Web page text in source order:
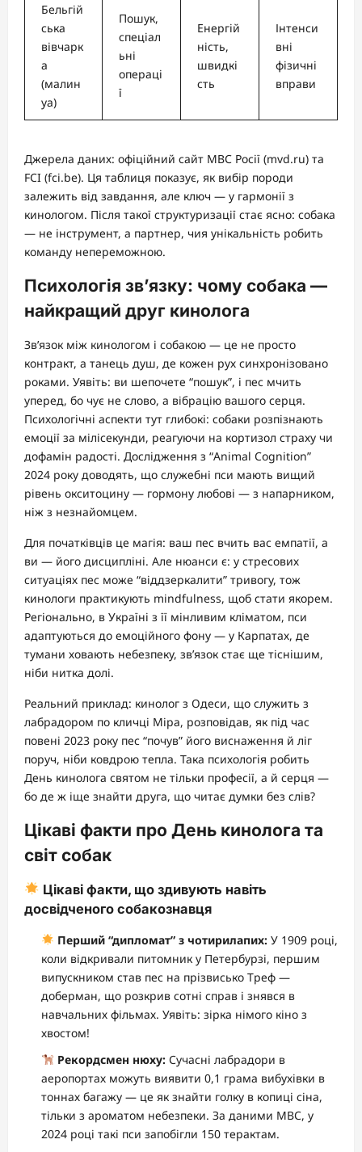
Бельгій
ська
вівчарк
а
(малин
уа)
Пошук,
спеціал
ьні
операці
ї
Енергій
ність,
швидкі
сть
Інтенси
вні
фізичні
вправи
Джерела даних: офіційний сайт МВС Росії (mvd.ru) та
FCI (fci.be). Ця таблиця показує, як вибір породи
залежить від завдання, але ключ — у гармонії з
кинологом. Після такої структуризації стає ясно: собака
— не інструмент, а партнер, чия унікальність робить
команду непереможною.
Психологія зв’язку: чому собака —
найкращий друг кинолога
Зв’язок між кинологом і собакою — це не просто
контракт, а танець душ, де кожен рух синхронізовано
роками. Уявіть: ви шепочете “пошук”, і пес мчить
уперед, бо чує не слово, а вібрацію вашого серця.
Психологічні аспекти тут глибокі: собаки розпізнають
емоції за мілісекунди, реагуючи на кортизол страху чи
дофамін радості. Дослідження з “Animal Cognition”
2024 року доводять, що служебні пси мають вищий
рівень окситоцину — гормону любові — з напарником,
ніж з незнайомцем.
Для початківців це магія: ваш пес вчить вас емпатії, а
ви — його дисципліні. Але нюанси є: у стресових
ситуаціях пес може “віддзеркалити” тривогу, тож
кинологи практикують mindfulness, щоб стати якорем.
Регіонально, в Україні з її мінливим кліматом, пси
адаптуються до емоційного фону — у Карпатах, де
тумани ховають небезпеку, зв’язок стає ще тіснішим,
ніби нитка долі.
Реальний приклад: кинолог з Одеси, що служить з
лабрадором по кличці Міра, розповідав, як під час
повені 2023 року пес “почув” його виснаження й ліг
поруч, ніби ковдрою тепла. Така психологія робить
День кинолога святом не тільки професії, а й серця —
бо де ж іще знайти друга, що читає думки без слів?
Цікаві факти про День кинолога та
світ собак
Цікаві факти, що здивують навіть
досвідченого собакознавця
Перший “дипломат” з чотирилапих:У 1909 році,
коли відкривали питомник у Петербурзі, першим
випускником став пес на прізвисько Треф —
доберман, що розкрив сотні справ і знявся в
навчальних фільмах. Уявіть: зірка німого кіно з
хвостом!
Рекордсмен нюху:Сучасні лабрадори в
аеропортах можуть виявити 0,1 грама вибухівки в
тоннах багажу — це як знайти голку в копиці сіна,
тільки з ароматом небезпеки. За даними МВС, у
2024 році такі пси запобігли 150 терактам.